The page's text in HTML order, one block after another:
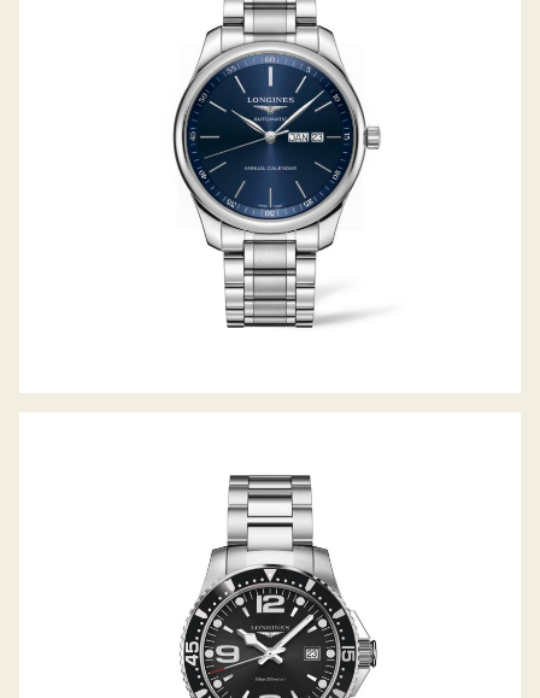
THE MASTER COLLECTION
HYDROCONQUEST